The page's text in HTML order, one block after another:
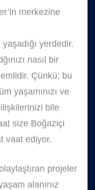
merkezine
yerdedir.
nasıl bir
Çünkü; bu
yaşamınızı ve
bile
size Boğaziçi
vaat ediyor.
projeler
alanınız